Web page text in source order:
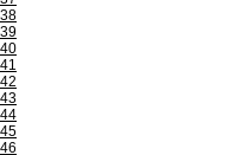
38
39
40
41
42
43
44
45
46